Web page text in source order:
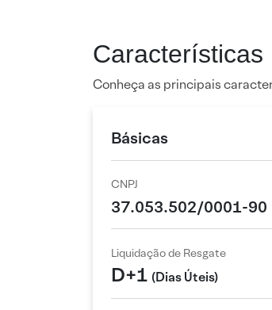
Características
Conheça as principais
Básicas
CNPJ
37.053.502/0001-90
Liquidação de Resgate
D+1 (Dias Úteis)